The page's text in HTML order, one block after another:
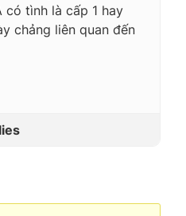
có tình là cấp 1 hay
chảng liên quan đến